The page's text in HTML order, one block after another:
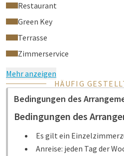
Restaurant
Green Key
Terrasse
Zimmerservice
Mehr anzeigen
HÄUFIG
Bedingungen des
Bedingungen des
Es gilt ein
Anreise: jeden Tag der